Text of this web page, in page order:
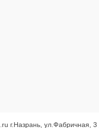
г.Назрань, ул.Фабричная, 3